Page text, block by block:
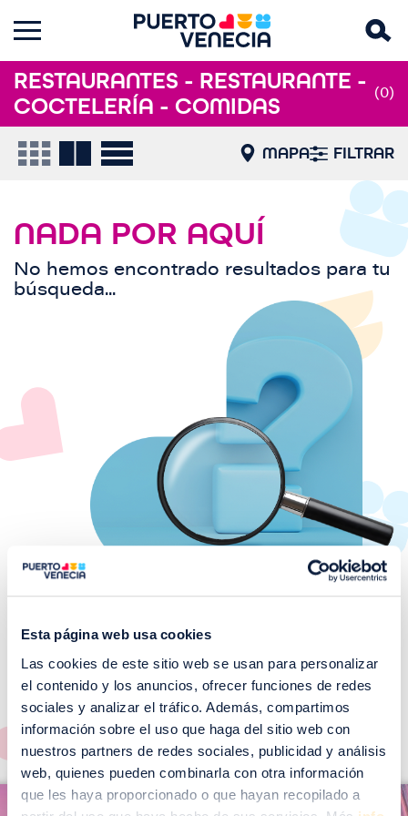
Esta página web usa cookies
Las cookies de este sitio web se usan para personalizar
el contenido y los anuncios, ofrecer funciones de redes
sociales y analizar el tráfico. Además, compartimos
información sobre el uso que haga del sitio web con
nuestros partners de redes sociales, publicidad y análisis
web, quienes pueden combinarla con otra información
que les haya proporcionado o que hayan recopilado a
RESTAURANTES - RESTAURANTE -
COCTELERÍA - COMIDAS
(0)
MAPA FILTRAR
NADA POR AQUÍ
No hemos encontrado resultados para tu
búsqueda...
¡No te pierdas nuestros
EVENTOS!
Ver todos >
m